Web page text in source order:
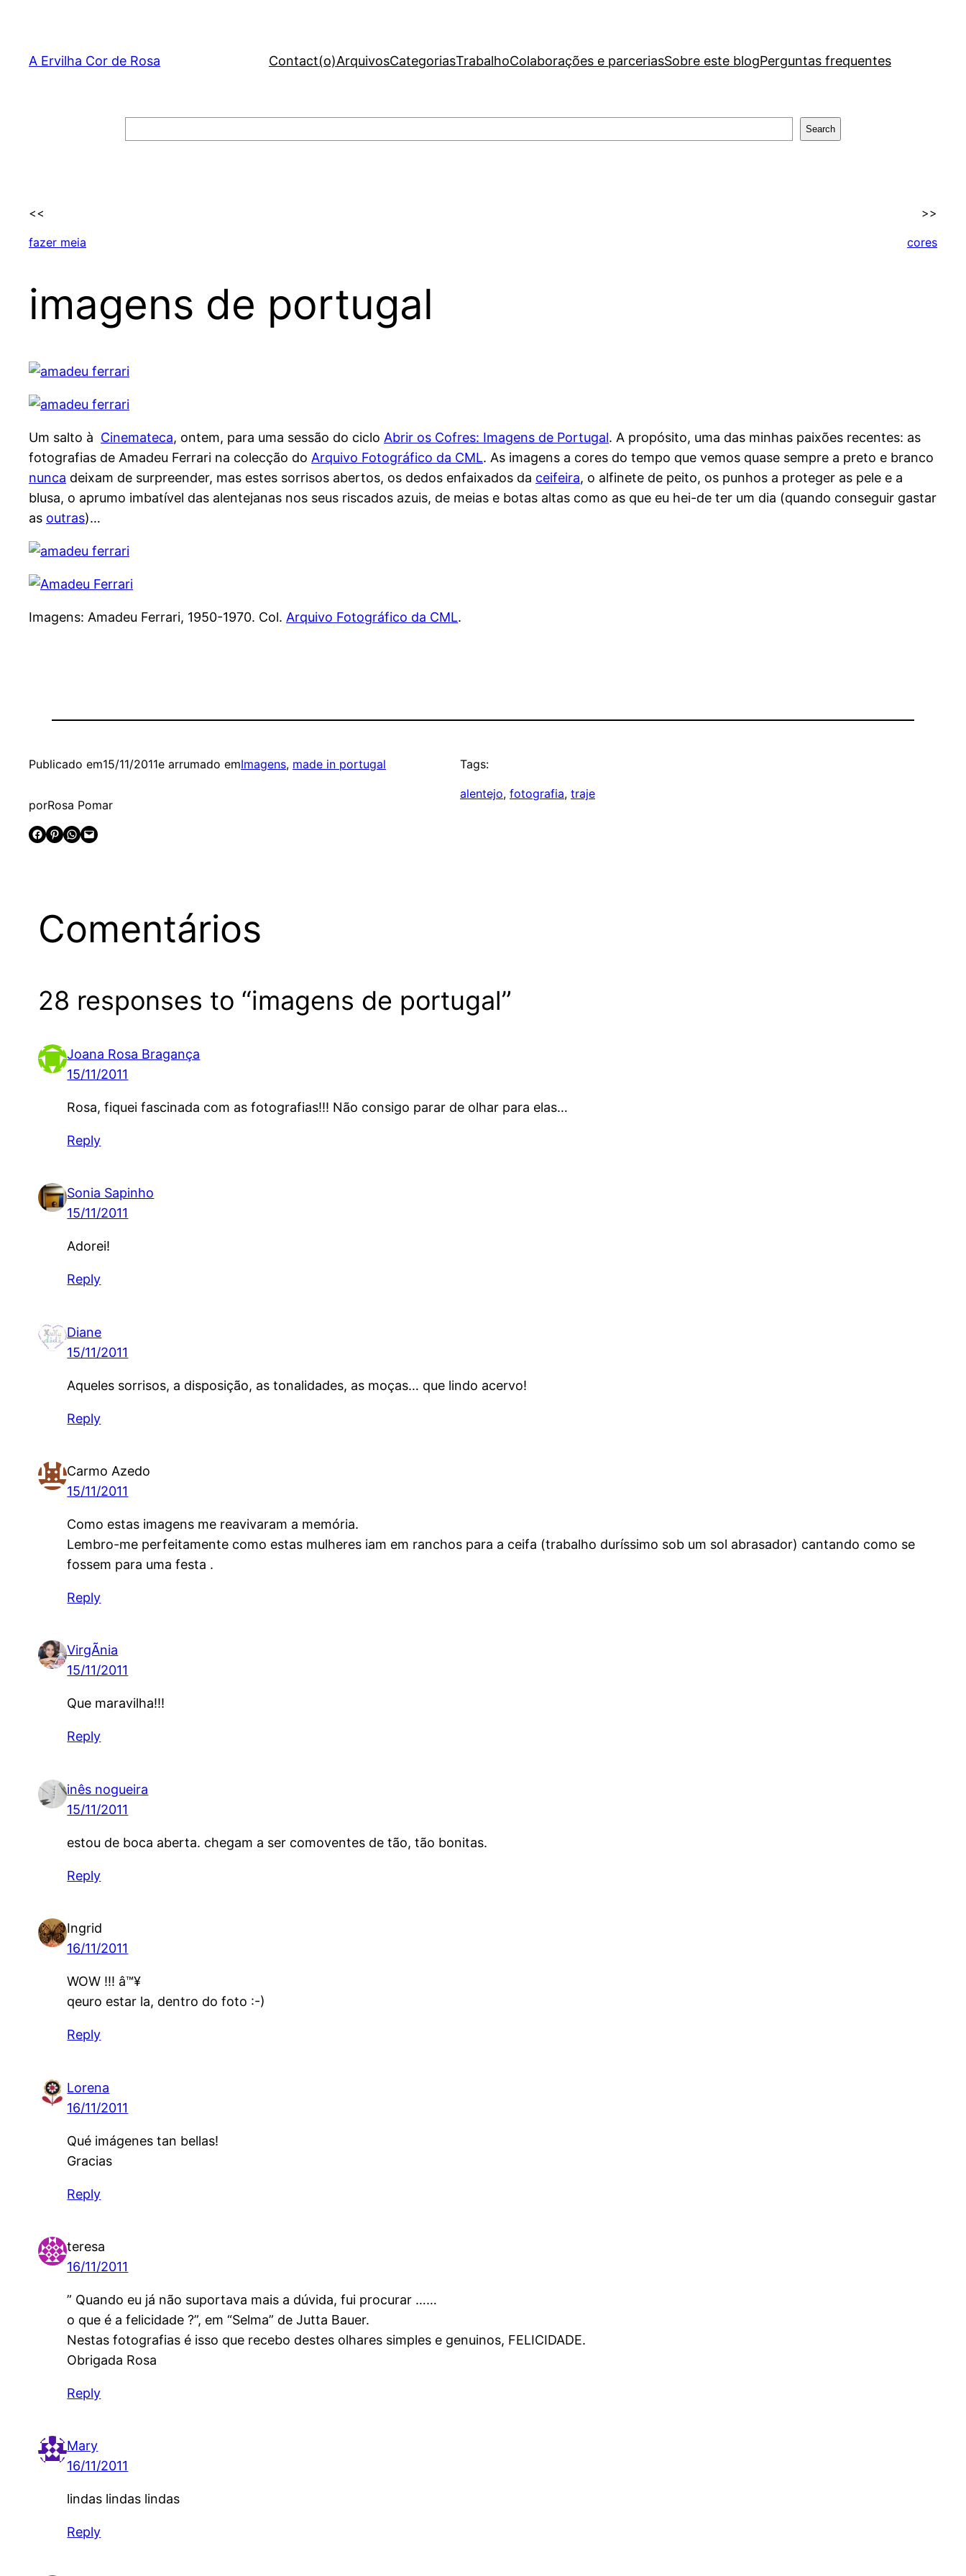
content
A Ervilha Cor de Rosa Contact(o)ArquivosCategoriasTrabalhoColaborações e parceriasSobre este blogPerguntas frequentes
Search
<<
fazer meia
>>
cores
imagens de portugal
Um salto à Cinemateca, ontem, para uma sessão do ciclo Abrir os Cofres: Imagens de Portugal. A propósito, uma das minhas paixões recentes: as
fotografias de Amadeu Ferrari na colecção do Arquivo Fotográfico da CML. As imagens a cores do tempo que vemos quase sempre a preto e branco
nunca deixam de surpreender, mas estes sorrisos abertos, os dedos enfaixados da ceifeira, o alfinete de peito, os punhos a proteger as pele e a
blusa, o aprumo imbatível das alentejanas nos seus riscados azuis, de meias e botas altas como as que eu hei-de ter um dia (quando conseguir gastar
as outras)…
Imagens: Amadeu Ferrari, 1950-1970. Col. Arquivo Fotográfico da CML.
Publicado em15/11/2011e arrumado emImagens, made in portugal
porRosa Pomar
Share on Facebook
Share on Pinterest Share on WhatsApp Email this Page
Tags:
alentejo, fotografia, traje
Comentários
28 responses to “imagens de portugal”
Joana Rosa Bragança
15/11/2011
Rosa, fiquei fascinada com as fotografias!!! Não consigo parar de olhar para elas…
Reply
Sonia Sapinho
15/11/2011
Adorei!
Reply
Diane
15/11/2011
Aqueles sorrisos, a disposição, as tonalidades, as moças… que lindo acervo!
Reply
Carmo Azedo
15/11/2011
Como estas imagens me reavivaram a memória.
Lembro-me perfeitamente como estas mulheres iam em ranchos para a ceifa (trabalho duríssimo sob um sol abrasador) cantando como se
fossem para uma festa .
Reply
VirgÃ­nia
15/11/2011
Que maravilha!!!
Reply
inês nogueira
15/11/2011
estou de boca aberta. chegam a ser comoventes de tão, tão bonitas.
Reply
Ingrid
16/11/2011
WOW !!! â™¥
qeuro estar la, dentro do foto :-)
Reply
Lorena
16/11/2011
Qué imágenes tan bellas!
Gracias
Reply
teresa
16/11/2011
” Quando eu já não suportava mais a dúvida, fui procurar ……
o que é a felicidade ?”, em “Selma” de Jutta Bauer.
Nestas fotografias é isso que recebo destes olhares simples e genuinos, FELICIDADE.
Obrigada Rosa
Reply
Mary
16/11/2011
lindas lindas lindas
Reply